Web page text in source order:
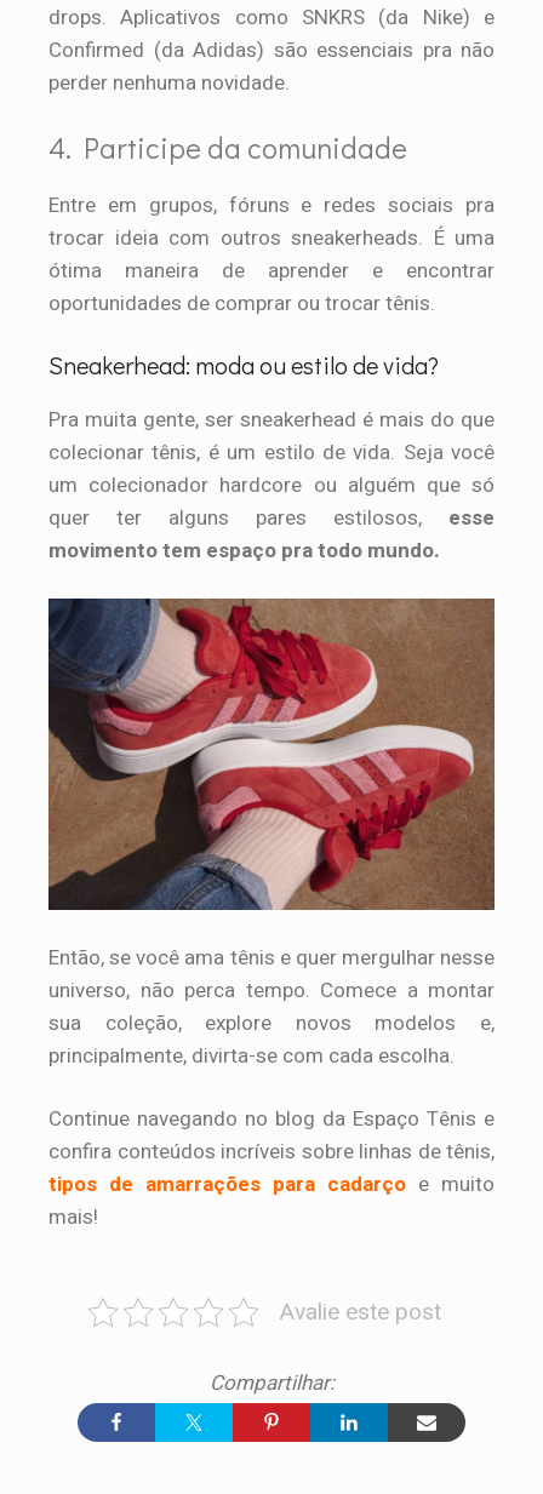
drops. Aplicativos como SNKRS (da Nike) e
Confirmed (da Adidas) são essenciais pra não
perder nenhuma novidade.
4. Participe da comunidade
Entre em grupos, fóruns e redes sociais pra
trocar ideia com outros sneakerheads. É uma
ótima maneira de aprender e encontrar
oportunidades de comprar ou trocar tênis.
Sneakerhead: moda ou estilo de vida?
Pra muita gente, ser sneakerhead é mais do que
colecionar tênis, é um estilo de vida. Seja você
um colecionador hardcore ou alguém que só
quer ter alguns pares estilosos, esse
movimento tem espaço pra todo mundo.
Então, se você ama tênis e quer mergulhar nesse
universo, não perca tempo. Comece a montar
sua coleção, explore novos modelos e,
principalmente, divirta-se com cada escolha.
Continue navegando no blog da Espaço Tênis e
confira conteúdos incríveis sobre linhas de tênis,
tipos de amarrações para cadarço e muito
mais!
Avalie este post